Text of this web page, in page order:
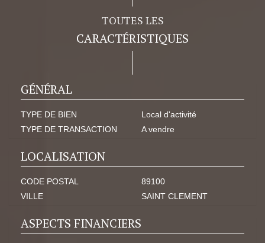
TOUTES LES
CARACTÉRISTIQUES
GÉNÉRAL
TYPE DE BIEN
Local d'activité
TYPE DE TRANSACTION
A vendre
LOCALISATION
CODE POSTAL
89100
VILLE
SAINT CLEMENT
ASPECTS FINANCIERS